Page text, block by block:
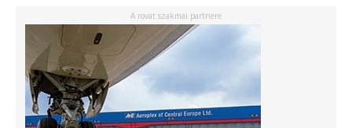
A rovat szakmai partnere